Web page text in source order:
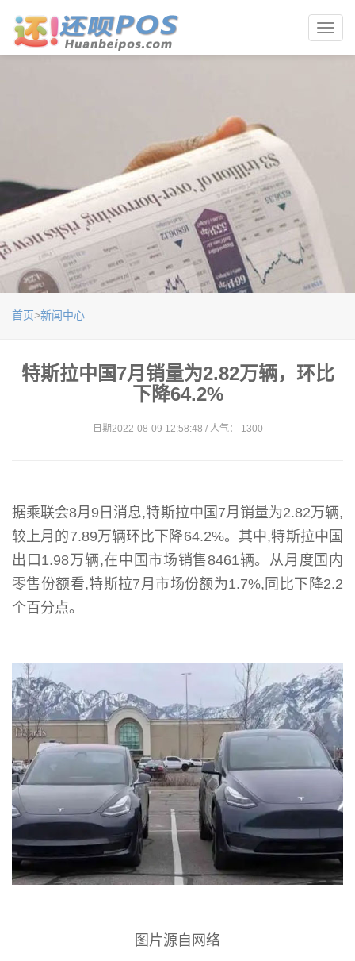
首页>新闻中心
特斯拉中国7月销量为2.82万辆，环比
下降64.2%
日期2022-08-09 12:58:48 / 人气： 1300
据乘联会8月9日消息,特斯拉中国7月销量为2.82万辆,
较上月的7.89万辆环比下降64.2%。其中,特斯拉中国
出口1.98万辆,在中国市场销售8461辆。从月度国内
零售份额看,特斯拉7月市场份额为1.7%,同比下降2.2
个百分点。
图片源自网络